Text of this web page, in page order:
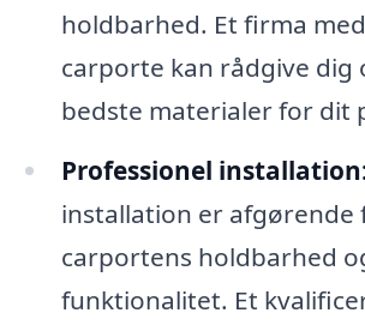
holdbarhed. Et firma
carporte kan rådgive dig
bedste materialer for dit
Professionel
installation er afgørende
carportens holdbarhed
funktionalitet. Et